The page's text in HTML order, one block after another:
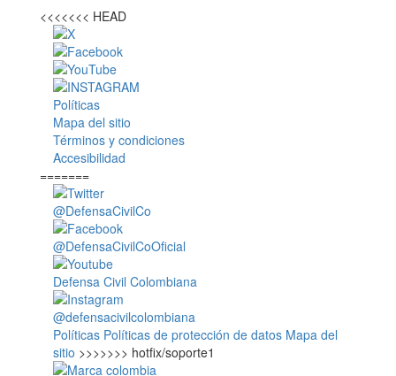
<<<<<<< HEAD
Políticas
Mapa del sitio
Términos y condiciones
Accesibilidad
=======
@DefensaCivilCo
@DefensaCivilCoOficial
Defensa Civil Colombiana
@defensacivilcolombiana
Políticas Políticas de protección de datos Mapa del
sitio >>>>>>> hotfix/soporte1